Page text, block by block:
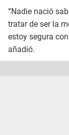
“Nadie nació
tratar de ser la
estoy segura
añadió.